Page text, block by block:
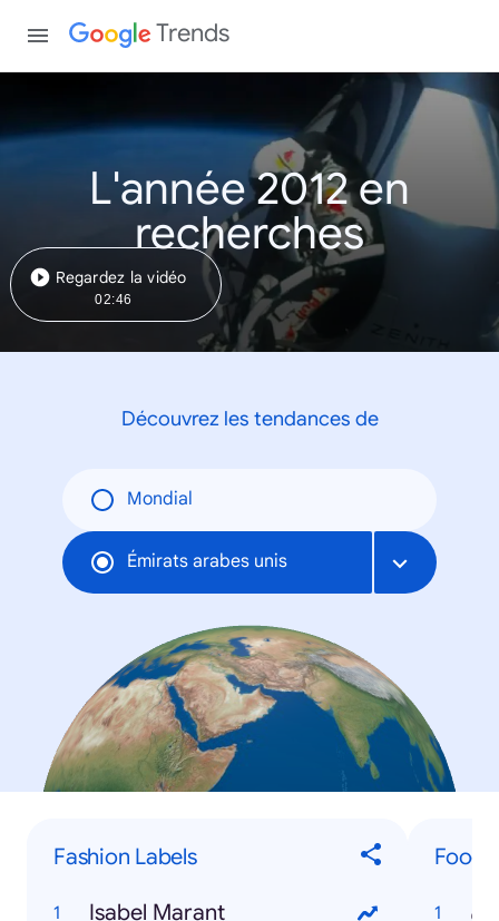
Trends
L'année 2012 en
recherches
Regardez la vidéo
02:46
Découvrez les tendances de
Mondial
Émirats arabes unis
Fashion Labels
Isabel Marant
Food